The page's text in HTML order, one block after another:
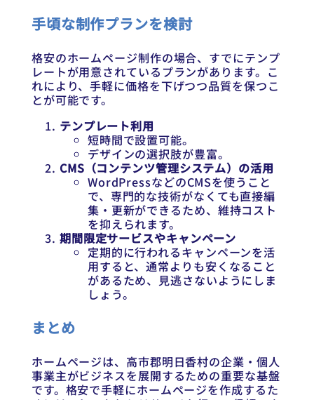
手頃な制作プランを検討
格安のホームページ制作の場合、すでにテンプ
レートが用意されているプランがあります。こ
れにより、手軽に価格を下げつつ品質を保つこ
とが可能です。
テンプレート利用
短時間で設置可能。
デザインの選択肢が豊富。
CMS（コンテンツ管理システム）の活用
WordPressなどのCMSを使うこと
で、専門的な技術がなくても直接編
集・更新ができるため、維持コスト
を抑えられます。
期間限定サービスやキャンペーン
定期的に行われるキャンペーンを活
用すると、通常よりも安くなること
があるため、見逃さないようにしま
しょう。
まとめ
ホームページは、高市郡明日香村の企業・個人
事業主がビジネスを展開するための重要な基盤
です。格安で手軽にホームページを作成するた